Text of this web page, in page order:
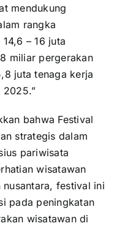
mendukung
rangka
– 16 juta
miliar pergerakan
juta tenaga kerja
2025.”
bahwa Festival
strategis dalam
pariwisata
wisatawan
nusantara, festival ini
pada peningkatan
wisatawan di